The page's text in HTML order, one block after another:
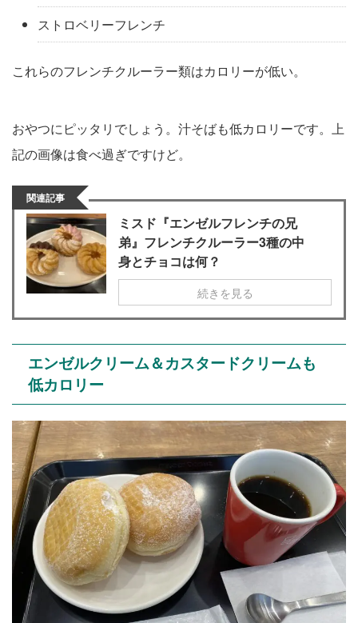
ストロベリーフレンチ
これらのフレンチクルーラー類はカロリーが低い。
おやつにピッタリでしょう。汁そばも低カロリーです。上
記の画像は食べ過ぎですけど。
関連記事
ミスド『エンゼルフレンチの兄
弟』フレンチクルーラー3種の中
身とチョコは何？
続きを見る
エンゼルクリーム＆カスタードクリームも
低カロリー